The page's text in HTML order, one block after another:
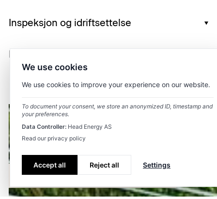
Våre tjenester Om Team Karriere
Konsesjonssøknad på fornyelse av kraftforsyning til en
gruvevirksomhet
netteiere
Inspeksjon og idriftsettelse
Prosjekt- og pakkeledelse
Statiske og dynamiske beregninger i kraftnettet (steady-
state og transient analyser)
Jordfeil beregninger og analyser
Kraft system planlegging
Relevernplanlegging
We use cookies
We use cookies to improve your experience on our website.
To document your consent, we store an anonymized ID, timestamp and
your preferences.
Data Controller: Head Energy AS
Read our privacy policy
Accept all Reject all Settings